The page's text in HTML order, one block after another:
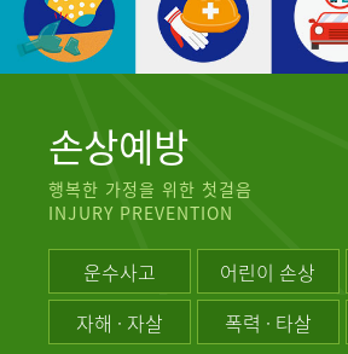
손상예방
행복한 가정을 위한 첫걸음
INJURY PREVENTION
운수사고 어린이 손상
자해 · 자살
폭력 · 타살